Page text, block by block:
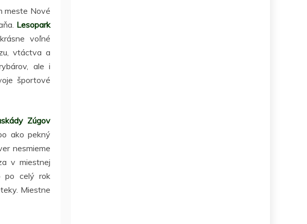
meste Nové
Lesopark
voľné
vtáctva a
ale i
športové
Zúgov
ako pekný
nesmieme
v miestnej
po celý rok
Miestne